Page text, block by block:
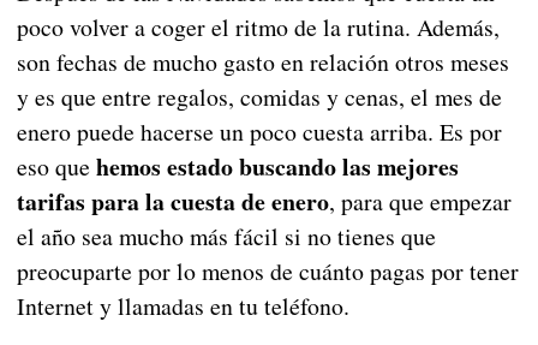
poco volver a coger el ritmo de la rutina. Además,
son fechas de mucho gasto en relación otros meses
y es que entre regalos, comidas y cenas, el mes de
enero puede hacerse un poco cuesta arriba. Es por
eso que hemos estado buscando las mejores
tarifas para la cuesta de enero, para que empezar
el año sea mucho más fácil si no tienes que
preocuparte por lo menos de cuánto pagas por tener
Internet y llamadas en tu teléfono.